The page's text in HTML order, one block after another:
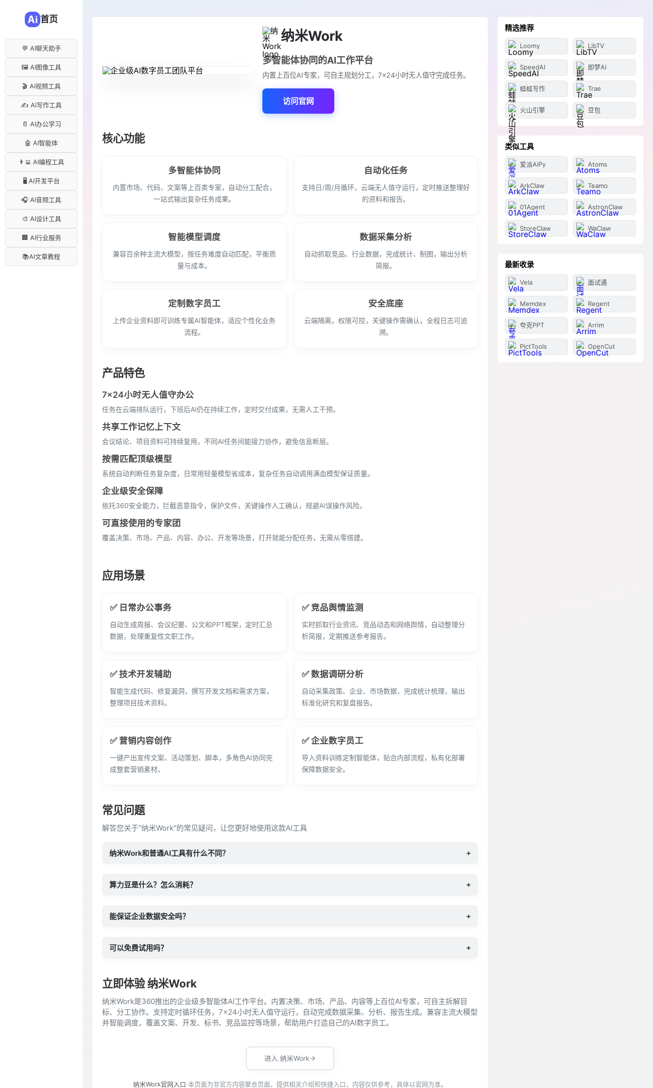
首页
💬 AI聊天助手
🖼️ AI图像工具
🎬 AI视频工具
✍️ AI写作工具
📄 AI办公学习
🤖 AI智能体
👨‍💻 AI编程工具
🖥️ AI开发平台
🎧 AI音频工具
🎨 AI设计工具
🏢 AI行业服务
📚AI文章教程
纳米Work
多智能体协同的AI工作平台
内置上百位AI专家，可自主规划分工，7×24小时无人值守完成任务。
访问官网
核心功能
多智能体协同
内置市场、代码、文案等上百类专家，自动分工配合，
一站式输出复杂任务成果。
自动化任务
支持日/周/月循环，云端无人值守运行，定时推送整理好
的资料和报告。
智能模型调度
兼容百余种主流大模型，按任务难度自动匹配，平衡质
量与成本。
数据采集分析
自动抓取竞品、行业数据，完成统计、制图，输出分析
简报。
定制数字员工
上传企业资料即可训练专属AI智能体，适应个性化业务
流程。
安全底座
云端隔离，权限可控，关键操作需确认，全程日志可追
溯。
产品特色
7×24小时无人值守办公
任务在云端排队运行，下班后AI仍在持续工作，定时交付成果，无需人工干预。
共享工作记忆上下文
会议结论、项目资料可持续复用，不同AI任务间能接力协作，避免信息断层。
按需匹配顶级模型
系统自动判断任务复杂度，日常用轻量模型省成本，复杂任务自动调用满血模型保证质量。
企业级安全保障
依托360安全能力，拦截恶意指令，保护文件，关键操作人工确认，规避AI误操作风险。
可直接使用的专家团
覆盖决策、市场、产品、内容、办公、开发等场景，打开就能分配任务，无需从零搭建。
应用场景
✅ 日常办公事务
自动生成周报、会议纪要、公文和PPT框架，定时汇总
数据，处理重复性文职工作。
✅ 竞品舆情监测
实时抓取行业资讯、竞品动态和网络舆情，自动整理分
析简报，定期推送参考报告。
✅ 技术开发辅助
智能生成代码、修复漏洞，撰写开发文档和需求方案，
整理项目技术资料。
✅ 数据调研分析
自动采集政策、企业、市场数据，完成统计梳理，输出
标准化研究和复盘报告。
✅ 营销内容创作
一键产出宣传文案、活动策划、脚本，多角色AI协同完
成整套营销素材。
✅ 企业数字员工
导入资料训练定制智能体，贴合内部流程，私有化部署
保障数据安全。
常见问题
解答您关于"纳米Work"的常见疑问，让您更好地使用这款AI工具
纳米Work和普通AI工具有什么不同？ +
算力豆是什么？怎么消耗？ +
能保证企业数据安全吗？ +
可以免费试用吗？ +
立即体验 纳米Work
纳米Work是360推出的企业级多智能体AI工作平台。内置决策、市场、产品、内容等上百位AI专家，可自主拆解目
标、分工协作。支持定时循环任务，7×24小时无人值守运行，自动完成数据采集、分析、报告生成。兼容主流大模型
并智能调度，覆盖文案、开发、标书、竞品监控等场景，帮助用户打造自己的AI数字员工。
进入 纳米Work
纳米Work官网入口·本页面为非官方内容聚合页面，提供相关介绍和快捷入口，内容仅供参考，具体以官网为准。
精选推荐
Loomy LibTV
SpeedAI 即梦AI
蛙蛙写作 Trae
火山引擎 豆包
类似工具
爱派AiPy Atoms
ArkClaw Teamo
01Agent AstronClaw
StoreClaw WaClaw
最新收录
Vela 面试通
Memdex Regent
夸克PPT Arrim
PictTools OpenCut